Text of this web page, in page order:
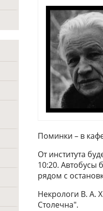
Поминки – в
От института
10:20. Автобусы
рядом с
Некрологи В. А.
Столечна".